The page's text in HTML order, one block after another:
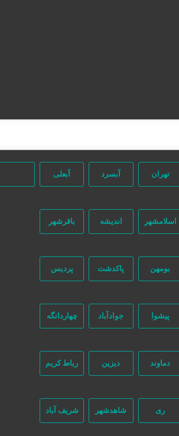
تهران آبسرد آبعلی
اسلامشهر اندیشه باقرشهر
بومهن پاکدشت پردیس
پیشوا جوادآباد چهاردانگه
دماوند دیزین رباط کریم
ری شاهدشهر شریف آباد